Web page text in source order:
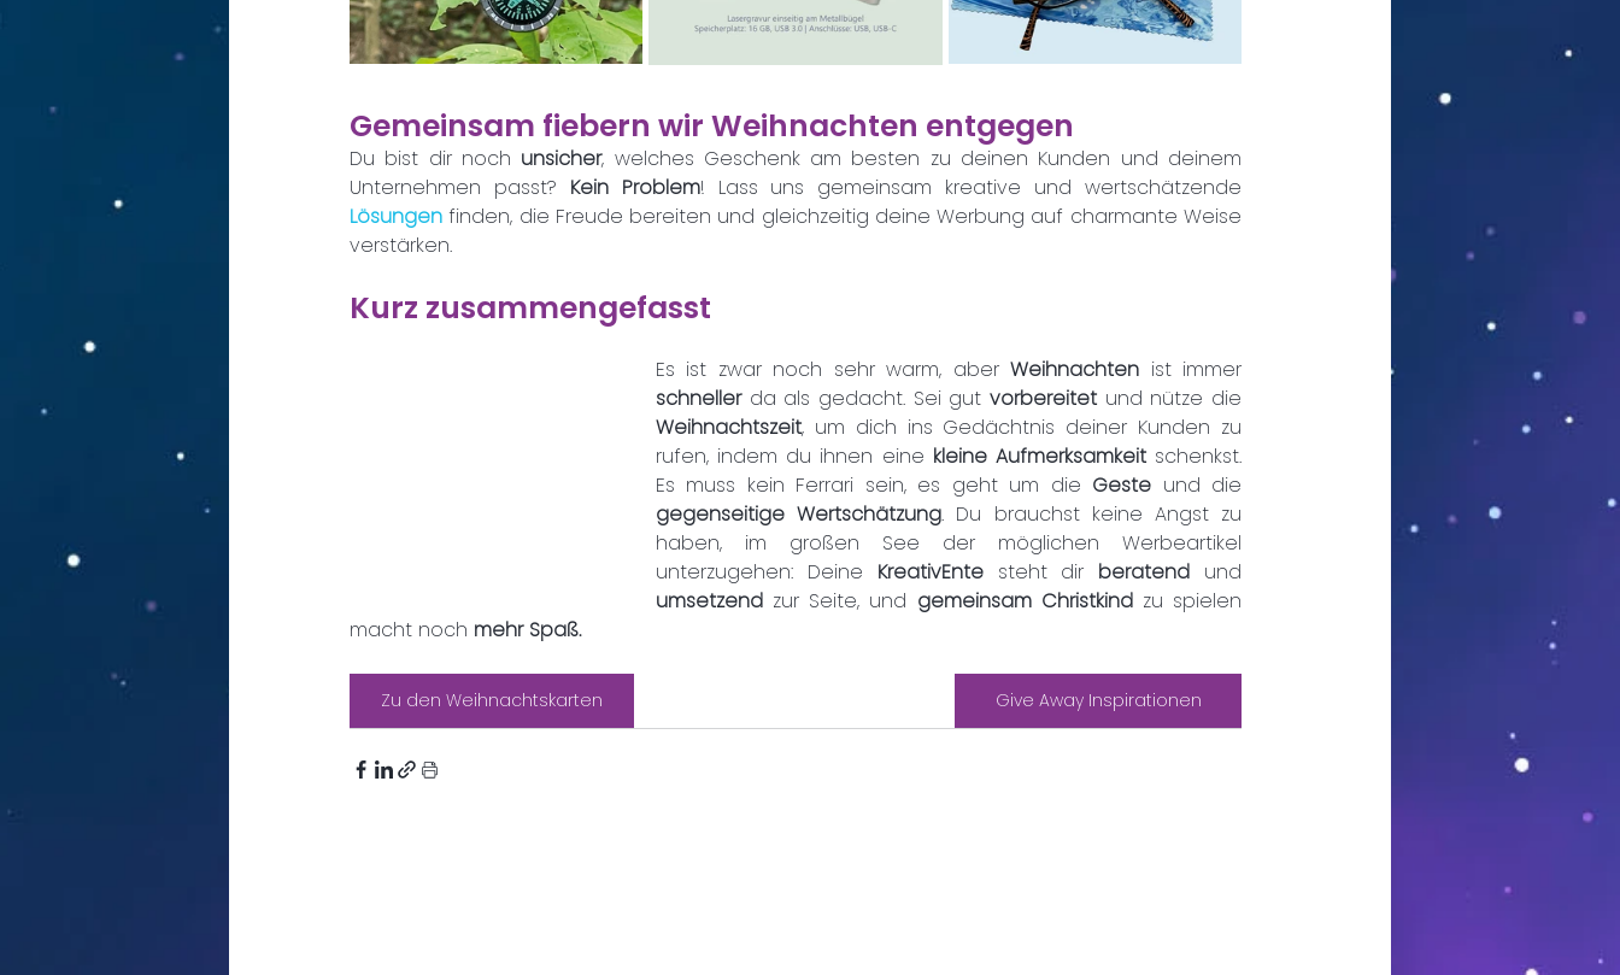
Gemeinsam fiebern wir Weihnachten entgegen
Du bist dir noch unsicher, welches Geschenk am besten zu deinen Kunden und deinem
Unternehmen passt? Kein Problem
Lösungen finden, die Freude bereiten und gleichzeitig deine Werbung auf charmante Weise
verstärken.
Kurz zusammengefasst
Es ist zwar noch sehr warm, aber Weihnachten
schneller da als gedacht. Sei gut vorbereitet
Weihnachtszeit, um dich ins Gedächtnis deiner Kunden zu
rufen, indem du ihnen eine kleine Aufmerksamkeit schenkst.
Es muss kein Ferrari sein, es geht um die Geste
gegenseitige Wertschätzung. Du brauchst keine Angst zu
haben, im großen See der möglichen Werbeartikel
unterzugehen: Deine KreativEnte steht dir beratend
umsetzend zur Seite, und gemeinsam Christkind zu spielen
macht noch mehr Spaß.
Zu den Weihnachtskarten Give Away Inspirationen